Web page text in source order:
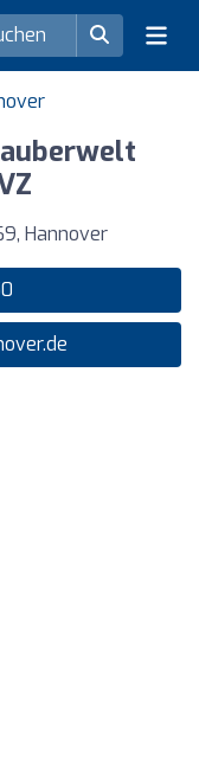
Hannover